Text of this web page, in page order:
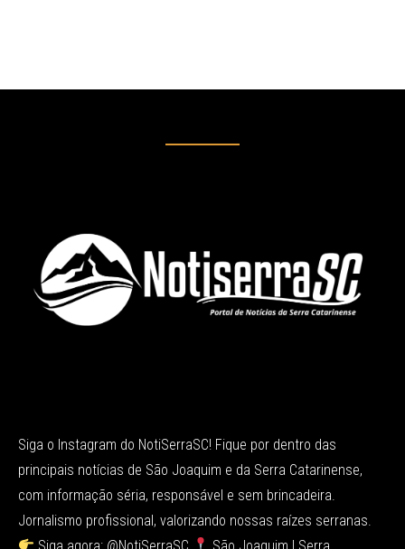
Siga o Instagram do NotiSerraSC! Fique por dentro das
principais notícias de São Joaquim e da Serra Catarinense,
com informação séria, responsável e sem brincadeira.
Jornalismo profissional, valorizando nossas raízes serranas.